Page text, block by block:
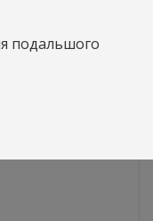
подальшого